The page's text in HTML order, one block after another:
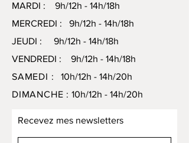
MARDI : 9h/12h - 14h/18h
MERCREDI : 9h/12h - 14h/18h
JEUDI : 9h/12h - 14h/18h
VENDREDI : 9h/12h - 14h/18h
SAMEDI : 10h/12h - 14h/20h
DIMANCHE : 10h/12h - 14h/20h
Recevez mes newsletters